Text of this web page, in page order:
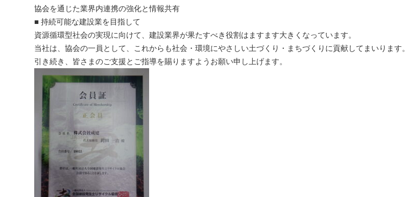
協会を通じた業界内連携の強化と情報共有
■ 持続可能な建設業を目指して
資源循環型社会の実現に向けて、建設業界が果たすべき役割はますます大きくなっています。
当社は、協会の一員として、これからも社会・環境にやさしい土づくり・まちづくりに貢献してまいります。
引き続き、皆さまのご支援とご指導を賜りますようお願い申し上げます。